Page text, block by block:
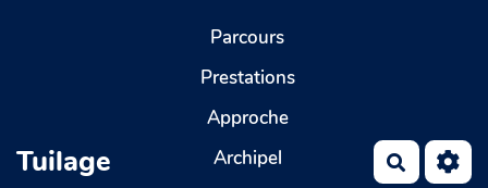
Aller au contenu principal
Tuilage
Parcours
Prestations
Approche
Archipel